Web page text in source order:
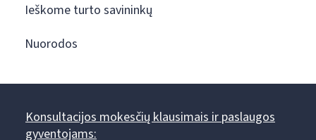
Ieškome turto savininkų
Nuorodos
Konsultacijos mokesčių klausimais ir paslaugos
gyventojams: